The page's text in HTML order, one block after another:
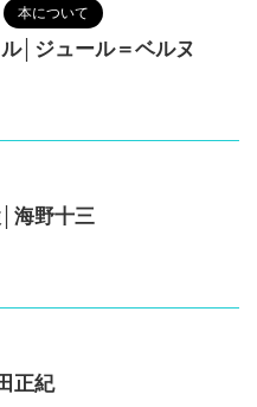
本について
│ジュール＝ベルヌ
海野十三
正紀